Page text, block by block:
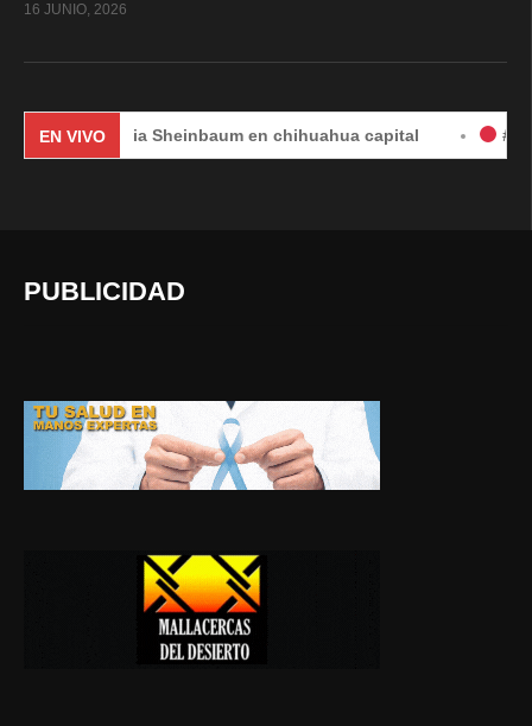
16 JUNIO, 2026
EN VIVO
Claudia Sheinbaum en chihuahua capital #EnVivo |
PUBLICIDAD